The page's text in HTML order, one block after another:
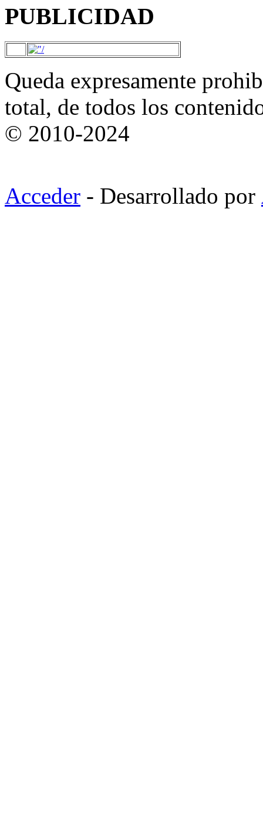
PUBLICIDAD
Queda expresamente
total, de todos los
© 2010-2024
Acceder - Desarrollado por